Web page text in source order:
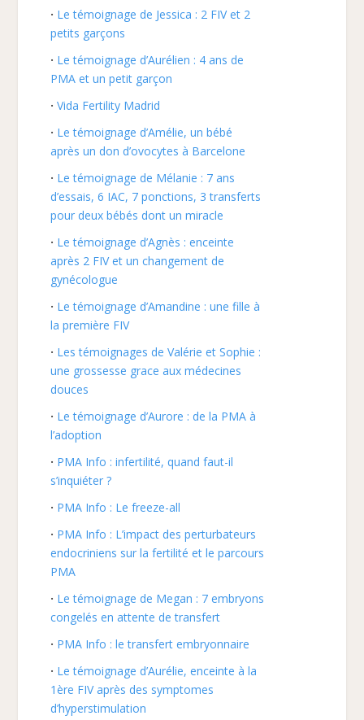
Le témoignage de Jessica : 2 FIV et 2
petits garçons
Le témoignage d’Aurélien : 4 ans de
PMA et un petit garçon
Vida Fertility Madrid
Le témoignage d’Amélie, un bébé
après un don d’ovocytes à Barcelone
Le témoignage de Mélanie : 7 ans
d’essais, 6 IAC, 7 ponctions, 3 transferts
pour deux bébés dont un miracle
Le témoignage d’Agnès : enceinte
après 2 FIV et un changement de
gynécologue
Le témoignage d’Amandine : une fille à
la première FIV
Les témoignages de Valérie et Sophie :
une grossesse grace aux médecines
douces
Le témoignage d’Aurore : de la PMA à
l’adoption
PMA Info : infertilité, quand faut-il
s’inquiéter ?
PMA Info : Le freeze-all
PMA Info : L’impact des perturbateurs
endocriniens sur la fertilité et le parcours
PMA
Le témoignage de Megan : 7 embryons
congelés en attente de transfert
PMA Info : le transfert embryonnaire
Le témoignage d’Aurélie, enceinte à la
1ère FIV après des symptomes
d’hyperstimulation